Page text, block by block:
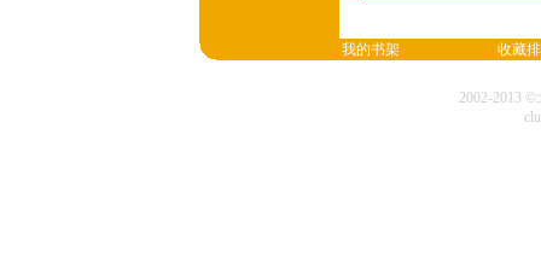
我的书架 收藏
2002-2013